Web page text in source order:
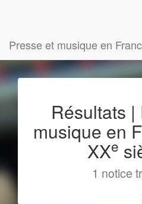
Presse et musique en
Résultats
musique en
XXe
1 notice